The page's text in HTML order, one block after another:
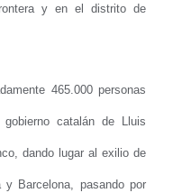
y en el distrito de
465.000 personas
catalán de Lluis
dando lugar al exilio de
y Barcelona, pasando por